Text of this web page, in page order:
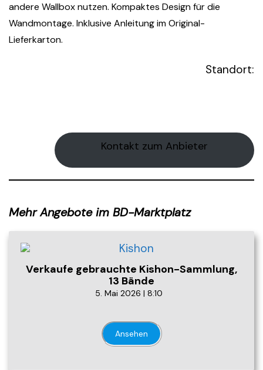
andere Wallbox nutzen. Kompaktes Design für die
Wandmontage. Inklusive Anleitung im Original-
Lieferkarton.
Standort:
Kontakt zum Anbieter
Mehr Angebote im BD-Marktplatz
Verkaufe gebrauchte Kishon-Sammlung,
13 Bände
5. Mai 2026 | 8:10
Ansehen